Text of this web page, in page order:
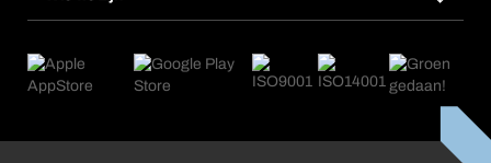
Herhaalbestelling
eProcurement
Productwijzers
Nieuws
Wat ons drijft